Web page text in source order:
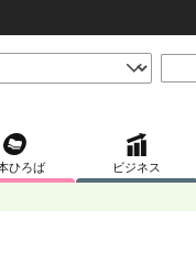
ひろば ビジネス